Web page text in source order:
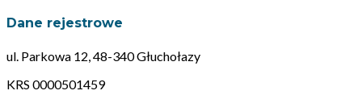
Dane rejestrowe
ul. Parkowa 12, 48-340 Głuchołazy
KRS 0000501459